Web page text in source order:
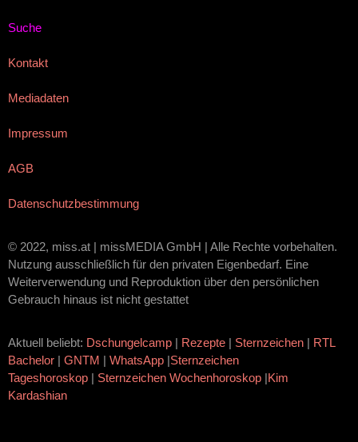
Suche
Kontakt
Mediadaten
Impressum
AGB
Datenschutzbestimmung
© 2022, miss.at | missMEDIA GmbH | Alle Rechte vorbehalten.
Nutzung ausschließlich für den privaten Eigenbedarf. Eine
Weiterverwendung und Reproduktion über den persönlichen
Gebrauch hinaus ist nicht gestattet
Aktuell beliebt: Dschungelcamp | Rezepte | Sternzeichen | RTL
Bachelor | GNTM | WhatsApp |Sternzeichen
Tageshoroskop | Sternzeichen Wochenhoroskop |Kim
Kardashian